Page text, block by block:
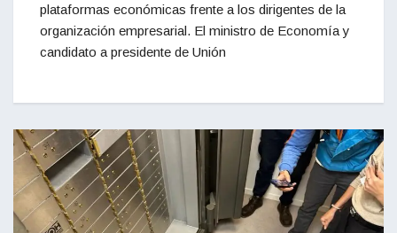
plataformas económicas frente a los dirigentes de la
organización empresarial. El ministro de Economía y
candidato a presidente de Unión